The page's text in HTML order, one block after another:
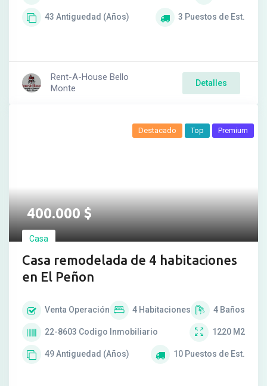
43 Antiguedad (Años) 3 Puestos de Est.
Rent-A-House Bello
Monte
Detalles
400.000$
Casa
Casa remodelada de 4 habitaciones
en El Peñon
Destacado Top Premium
Venta Operación 4 Habitaciones 4 Baños
22-8603 Codigo Inmobiliario 1220 M2
49Antiguedad (Años) 10 Puestos de Est.